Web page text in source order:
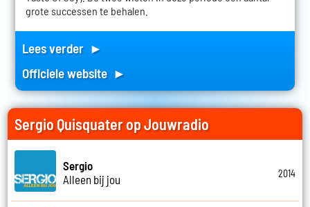
grote successen te behalen.
Lees verder ►
Officiele website ►
Sergio Quisquater op Jouwradio
Sergio
Alleen bij jou
2014